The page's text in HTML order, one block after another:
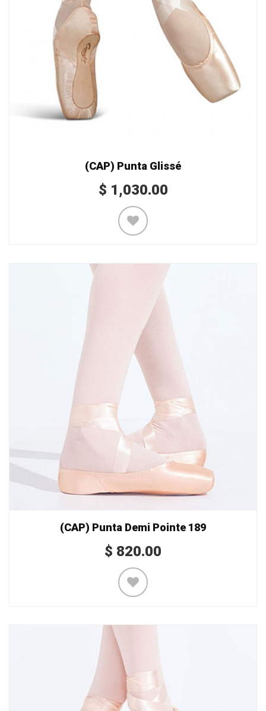
(CAP) Punta Glissé
$ 1,030.00
(CAP) Punta Demi Pointe 189
$ 820.00